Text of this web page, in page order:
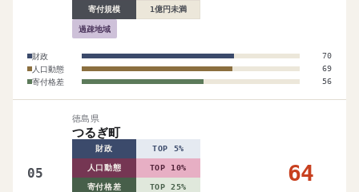
寄付規模 1億円未満
過疎地域
財政 70
人口動態 69
寄付格差 56
05
徳島県
つるぎ町
財政 TOP 5%
人口動態 TOP 10%
寄付格差 TOP 25%
64